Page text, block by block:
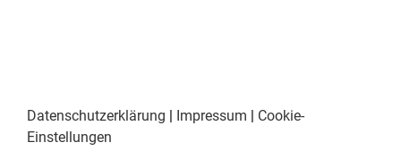
Datenschutzerklärung Impressum
Cookie-
Einstellungen